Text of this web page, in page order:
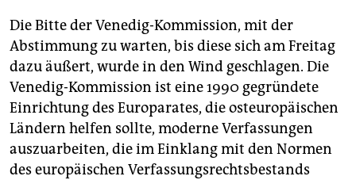
Die Bitte der Venedig-Kommission, mit der
Abstimmung zu warten, bis diese sich am Freitag
dazu äußert, wurde in den Wind geschlagen. Die
Venedig-Kommission ist eine 1990 gegründete
Einrichtung des Europarates, die osteuropäischen
Ländern helfen sollte, moderne Verfassungen
auszuarbeiten, die im Einklang mit den Normen
des europäischen Verfassungsrechtsbestands